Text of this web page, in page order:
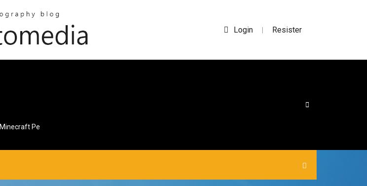
Login | Resister
كيفية تنزيل الأشياء على Minecraft Pe